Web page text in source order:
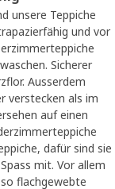
unsere Teppiche
und vor
waschen. Sicherer
Ausserdem
verstecken als im
auf einen
dafür sind sie
mit. Vor allem
flachgewebte